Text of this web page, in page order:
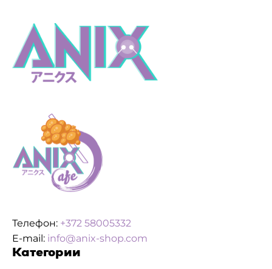
Телефон: +372 58005332
E-mail: info@anix-shop.com
Категории